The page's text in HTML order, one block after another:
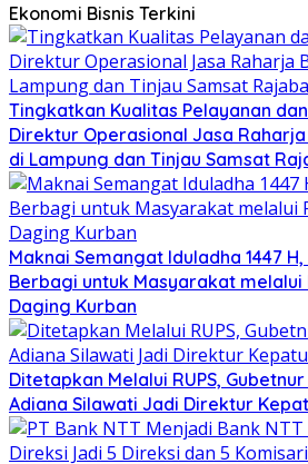
Ekonomi Bisnis Terkini
Tingkatkan Kualitas Pelayanan
Direktur Operasional Jasa
di Lampung dan Tinjau Samsat
Maknai Semangat Iduladha 1447
Berbagi untuk Masyarakat melalui
Daging Kurban
Ditetapkan Melalui RUPS,
Adiana Silawati Jadi Direktur